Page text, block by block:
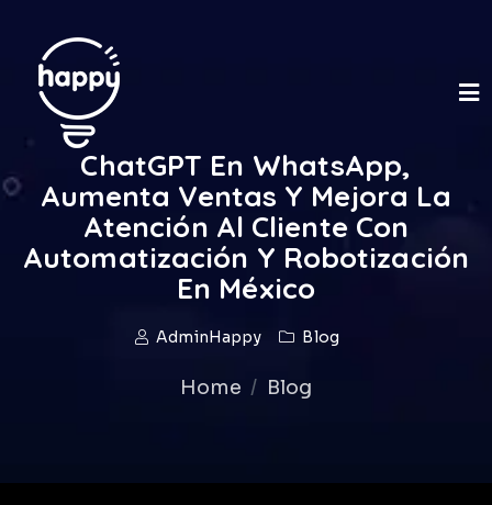
ChatGPT En WhatsApp,
Aumenta Ventas Y Mejora La
Atención Al Cliente Con
Automatización Y Robotización
En México
AdminHappy Blog
Home Blog